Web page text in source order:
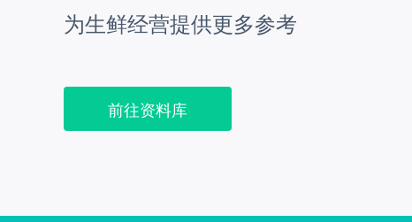
为生鲜经营提供更多参考
前往资料库